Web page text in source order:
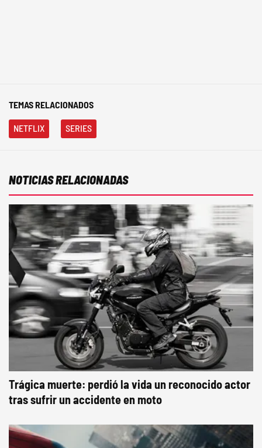
TEMAS RELACIONADOS
NETFLIX SERIES
NOTICIAS RELACIONADAS
Trágica muerte: perdió la vida un reconocido actor
tras sufrir un accidente en moto